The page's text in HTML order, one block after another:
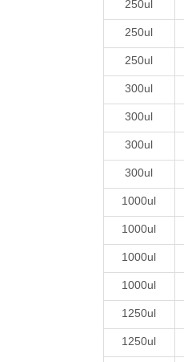
250ul
250ul
250ul
300ul
300ul
300ul
300ul
1000ul
1000ul
1000ul
1000ul
1250ul
1250ul